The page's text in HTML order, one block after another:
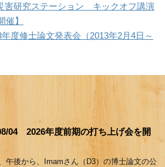
害研究ステーション キックオフ講演
催】
年度修士論文発表会（2013年2月4日～
04 2026年度前期の打ち上げ会を開
午後から、Imamさん（D3）の博士論文の公